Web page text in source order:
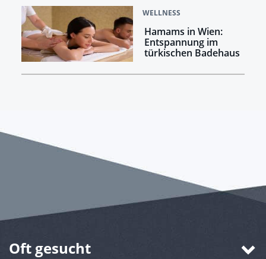
WELLNESS
Hamams in Wien:
Entspannung im
türkischen Badehaus
Oft gesucht